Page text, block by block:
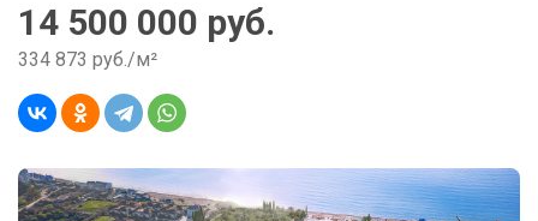
14 500 000 руб.
334 873 руб./м²